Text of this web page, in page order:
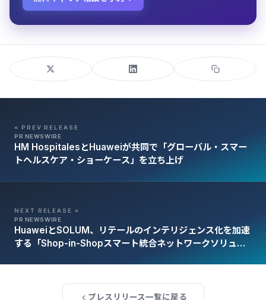
« PREV RELEASE
PR NEWSWIRE
HM HospitalesとHuaweiが共同で「グローバル・スマー
トヘルスケア・ショーケース」を立ち上げ
NEXT RELEASE »
PR NEWSWIRE
HuaweiとSOLUM、リテールのインテリジェンス化を加速
する「Shop-in-Shopスマート統合ネットワークソリュー
プレスリリース一覧に戻る